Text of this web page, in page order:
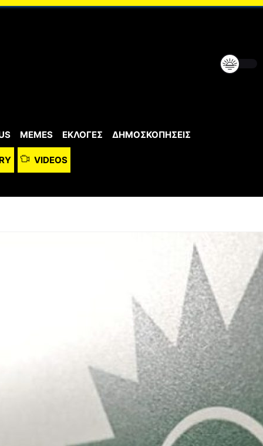
MEMES ΕΚΛΟΓΕΣ ΔΗΜΟΣΚΟΠΗΣΕΙΣ
VIDEOS